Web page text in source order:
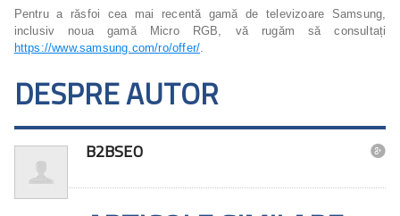
Pentru a răsfoi cea mai recentă gamă de televizoare Samsung,
inclusiv noua gamă Micro RGB, vă rugăm să consultați
https://www.samsung.com/ro/offer/.
DESPRE AUTOR
B2BSEO 